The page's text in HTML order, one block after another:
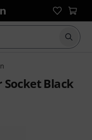
Suche
Socket Black
133 Kundenbewertungen